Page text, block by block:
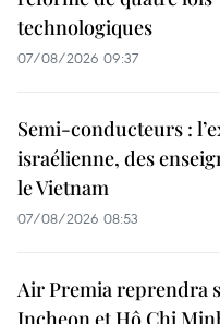
technologiques
07/08/2026 09:37
Semi-conducteurs :
israélienne, des
le Vietnam
07/08/2026 08:53
Air Premia reprendra
Incheon et Hô Chi